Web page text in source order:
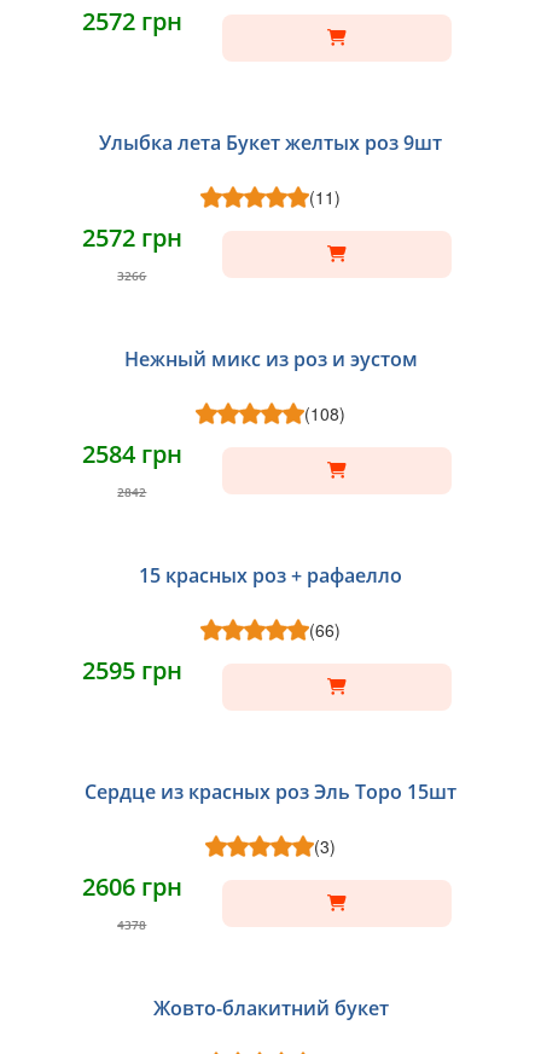
2572 грн
Улыбка лета Букет желтых роз 9шт
(11)
2572 грн
3266
Нежный микс из роз и эустом
(108)
2584 грн
2842
15 красных роз + рафаелло
(66)
2595 грн
Сердце из красных роз Эль Торо 15шт
(3)
2606 грн
4378
Жовто-блакитний букет